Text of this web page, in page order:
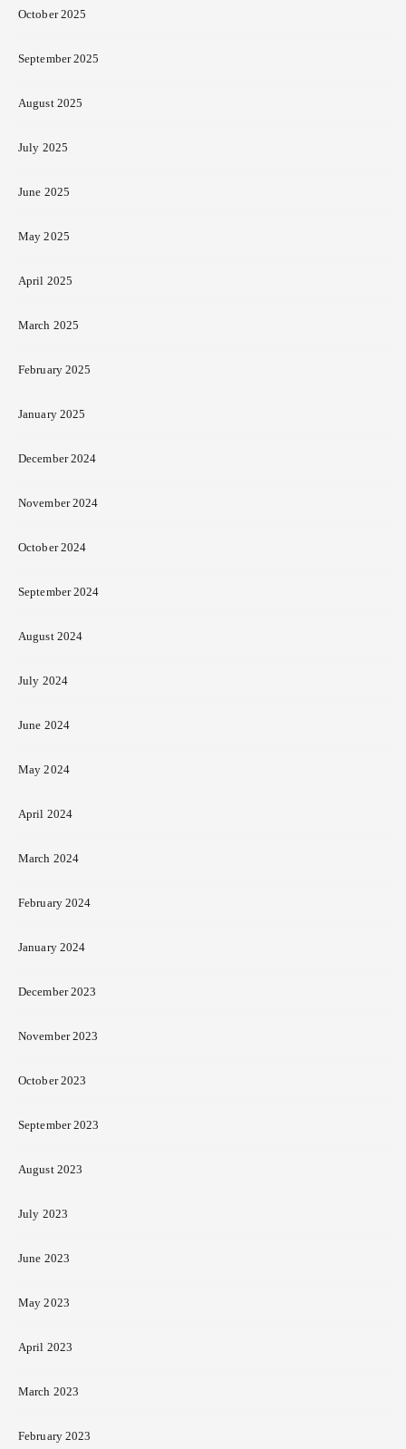
October 2025
September 2025
August 2025
July 2025
June 2025
May 2025
April 2025
March 2025
February 2025
January 2025
December 2024
November 2024
October 2024
September 2024
August 2024
July 2024
June 2024
May 2024
April 2024
March 2024
February 2024
January 2024
December 2023
November 2023
October 2023
September 2023
August 2023
July 2023
June 2023
May 2023
April 2023
March 2023
February 2023